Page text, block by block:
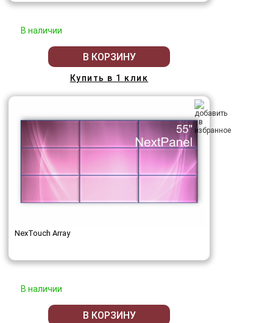
В наличии
В КОРЗИНУ
Купить в 1 клик
NexTouch Array
В наличии
В КОРЗИНУ